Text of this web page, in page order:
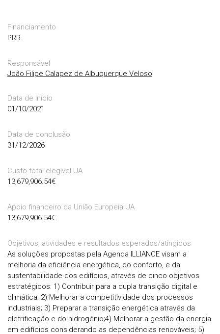
Financiamento
PRR
Responsável
João Filipe Calapez de Albuquerque Veloso
Data de início
01/10/2021
Data de conclusão
31/12/2026
Custo total elegível UA
13,679,906.54€
Apoio financeiro da União Europeia UA
13,679,906.54€
Objetivos, atividades e resultados esperados/atingidos
As soluções propostas pela Agenda ILLIANCE visam a
melhoria da eficiência energética, do conforto, e da
sustentabilidade dos edifícios, através de cinco objetivos
estratégicos: 1) Contribuir para a dupla transição digital e
climática; 2) Melhorar a competitividade dos processos
industriais; 3) Preparar a transição energética através da
eletrificação e do hidrogénio;4) Melhorar a gestão da energia
em edifícios considerando as dependências renováveis; 5)